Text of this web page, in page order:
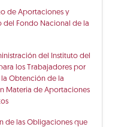
de Aportaciones y
del Fondo Nacional de la
del Instituto del
los Trabajadores por
la Obtención de la
Materia de Aportaciones
de las Obligaciones que